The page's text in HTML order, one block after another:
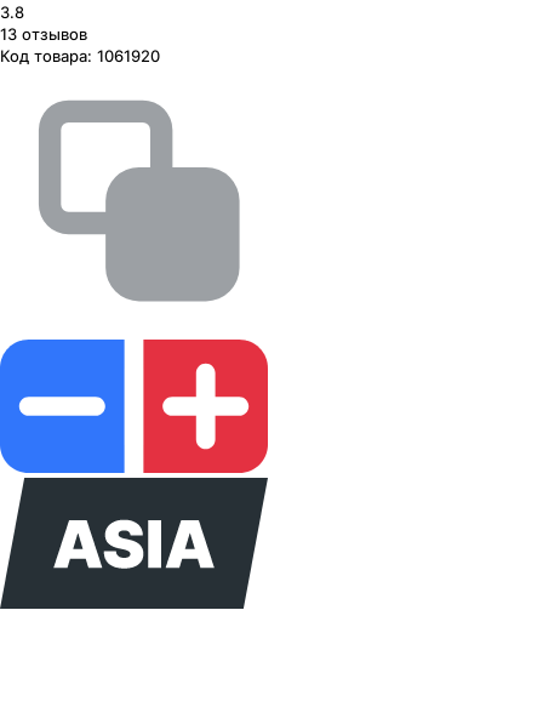
3.8
13 отзывов
Код товара: 1061920